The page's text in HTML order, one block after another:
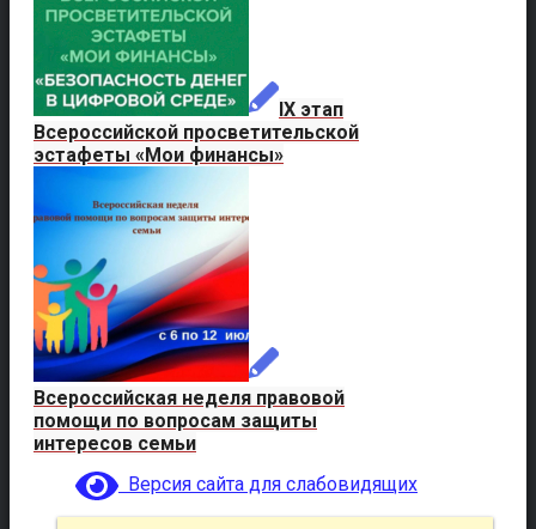
IX этап
Всероссийской просветительской
эстафеты «Мои финансы»
Всероссийская неделя правовой
помощи по вопросам защиты
интересов семьи
Версия сайта для слабовидящих